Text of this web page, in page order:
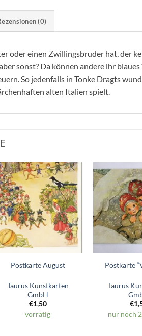
(0)
oder einen Zwillingsbruder hat, der
sonst? Da können andere ihr
So jedenfalls in Tonke Dragts
alten Italien spielt.
Zum
Wunschzettel
hinzufügen
Postkarte August
Taurus Kunstkarten
GmbH
€1,50
vorrätig
Postkarte
Taurus
€
nur noch